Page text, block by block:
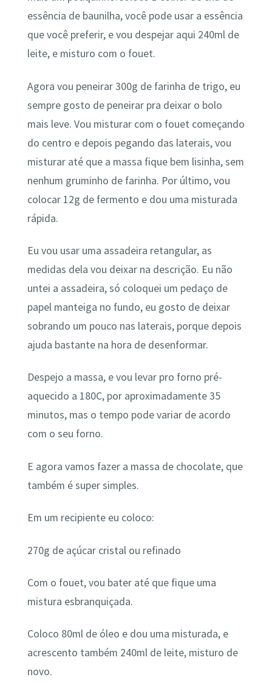
essência de baunilha, você pode usar a essência
que você preferir, e vou despejar aqui 240ml de
leite, e misturo com o fouet.
Agora vou peneirar 300g de farinha de trigo, eu
sempre gosto de peneirar pra deixar o bolo
mais leve. Vou misturar com o fouet começando
do centro e depois pegando das laterais, vou
misturar até que a massa fique bem lisinha, sem
nenhum gruminho de farinha. Por último, vou
colocar 12g de fermento e dou uma misturada
rápida.
Eu vou usar uma assadeira retangular, as
medidas dela vou deixar na descrição. Eu não
untei a assadeira, só coloquei um pedaço de
papel manteiga no fundo, eu gosto de deixar
sobrando um pouco nas laterais, porque depois
ajuda bastante na hora de desenformar.
Despejo a massa, e vou levar pro forno pré-
aquecido a 180C, por aproximadamente 35
minutos, mas o tempo pode variar de acordo
com o seu forno.
E agora vamos fazer a massa de chocolate, que
também é super simples.
Em um recipiente eu coloco:
270g de açúcar cristal ou refinado
Com o fouet, vou bater até que fique uma
mistura esbranquiçada.
Coloco 80ml de óleo e dou uma misturada, e
acrescento também 240ml de leite, misturo de
novo.